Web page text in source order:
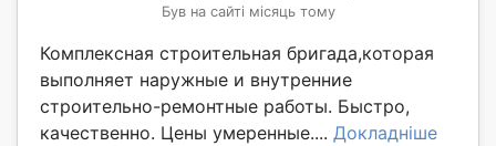
Був на сайті місяць тому
Комплексная строительная бригада,которая
выполняет наружные и внутренние
строительно-ремонтные работы. Быстро,
качественно. Цены умеренные.... Докладніше